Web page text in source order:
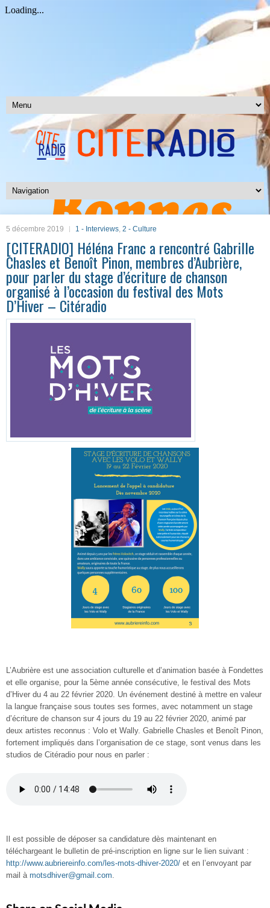
5 décembre 2019 1 - Interviews, 2 - Culture
[CITERADIO] Héléna Franc a rencontré Gabrille
Chasles et Benoît Pinon, membres d’Aubrière,
pour parler du stage d’écriture de chanson
organisé à l’occasion du festival des Mots
D’Hiver – Citéradio
L’Aubrière est une association culturelle et d’animation basée à Fondettes
et elle organise, pour la 5ème année consécutive, le festival des Mots
d’Hiver du 4 au 22 février 2020. Un événement destiné à mettre en valeur
la langue française sous toutes ses formes, avec notamment un stage
d’écriture de chanson sur 4 jours du 19 au 22 février 2020, animé par
deux artistes reconnus : Volo et Wally. Gabrielle Chasles et Benoît Pinon,
fortement impliqués dans l’organisation de ce stage, sont venus dans les
studios de Citéradio pour nous en parler :
Il est possible de déposer sa candidature dès maintenant en
téléchargeant le bulletin de pré-inscription en ligne sur le lien suivant :
http://www.aubriereinfo.com/les-mots-dhiver-2020/ et en l’envoyant par
mail à motsdhiver@gmail.com.